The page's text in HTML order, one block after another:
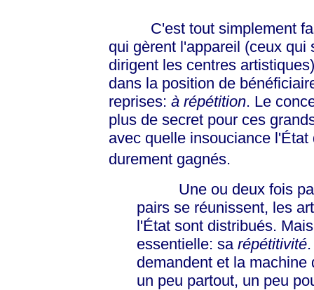
C'est tout simplement
qui gèrent l'appareil (ceux
dirigent les centres
dans la position de
reprises: à répétition. Le
plus de secret pour ces
avec quelle insouciance
durement gagnés.
Une ou deux fois par
pairs se réunissent, les
l'État sont distribués.
essentielle: sa répétitivité.
demandent et la
un peu partout, un peu